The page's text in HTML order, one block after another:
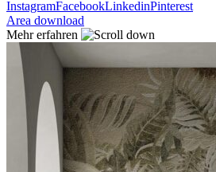
InstagramFacebookLinkedinPinterest
Area download
Mehr erfahren